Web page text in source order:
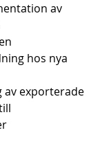
av
hos nya
av exporterade